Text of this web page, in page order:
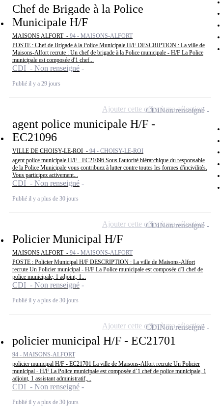
Chef de Brigade à la Police
Municipale H/F
MAISONS ALFORT - 94 - MAISONS-ALFORT
POSTE : Chef de Brigade à la Police Municipale H/F DESCRIPTION : La ville de
Maisons-Alfort recrute : Un chef de brigade à la Police municipale - H/F La Police
municipale est composée d'1 chef...
CDI - Non renseigné
Publié il y a 29 jours
agent police municipale H/F -
EC21096
VILLE DE CHOISY-LE-ROI - 94 - CHOISY-LE-ROI
agent police municipale H/F - EC21096 Sous l'autorité hiérarchique du responsable
de la Police Municipale vous contribuez à lutter contre toutes les formes d'incivilités.
Vous participez activement...
CDI - Non renseigné
Publié il y a plus de 30 jours
CDINon renseigné
Ajouter cette offre à ma sélection
Policier Municipal H/F
MAISONS ALFORT - 94 - MAISONS-ALFORT
POSTE : Policier Municipal H/F DESCRIPTION : La ville de Maisons-Alfort
recrute Un Policier municipal - H/F La Police municipale est composée d'1 chef de
police municipale, 1 adjoint, 1...
CDI - Non renseigné
Publié il y a plus de 30 jours
CDINon renseigné
Ajouter cette offre à ma sélection
policier municipal H/F - EC21701
94 - MAISONS-ALFORT
policier municipal H/F - EC21701 La ville de Maisons-Alfort recrute Un Policier
municipal - H/F La Police municipale est composée d’1 chef de police municipale, 1
adjoint, 1 assistant administratif,...
CDI - Non renseigné
Publié il y a plus de 30 jours
CDINon renseigné
Ajouter cette offre à ma sélection